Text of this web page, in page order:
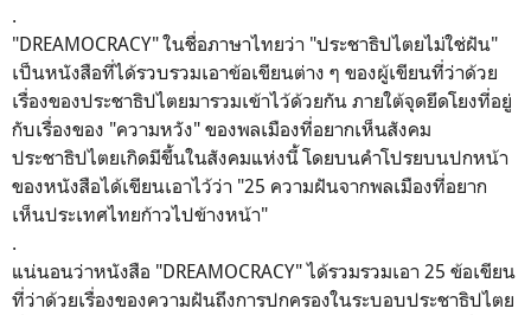
.
"DREAMOCRACY" ในชื่อภาษาไทยว่า "ประชาธิปไตยไม่ใช่ฝัน"
เป็นหนังสือที่ได้รวบรวมเอาข้อเขียนต่าง ๆ ของผู้เขียนที่ว่าด้วย
เรื่องของประชาธิปไตยมารวมเข้าไว้ด้วยกัน ภายใต้จุดยึดโยงที่อยู่
กับเรื่องของ "ความหวัง" ของพลเมืองที่อยากเห็นสังคม
ประชาธิปไตยเกิดมีขึ้นในสังคมแห่งนี้ โดยบนคำโปรยบนปกหน้า
ของหนังสือได้เขียนเอาไว้ว่า "25 ความฝันจากพลเมืองที่อยาก
เห็นประเทศไทยก้าวไปข้างหน้า"
.
แน่นอนว่าหนังสือ "DREAMOCRACY" ได้รวมรวมเอา 25 ข้อเขียน
ที่ว่าด้วยเรื่องของความฝันถึงการปกครองในระบอบประชาธิปไตย